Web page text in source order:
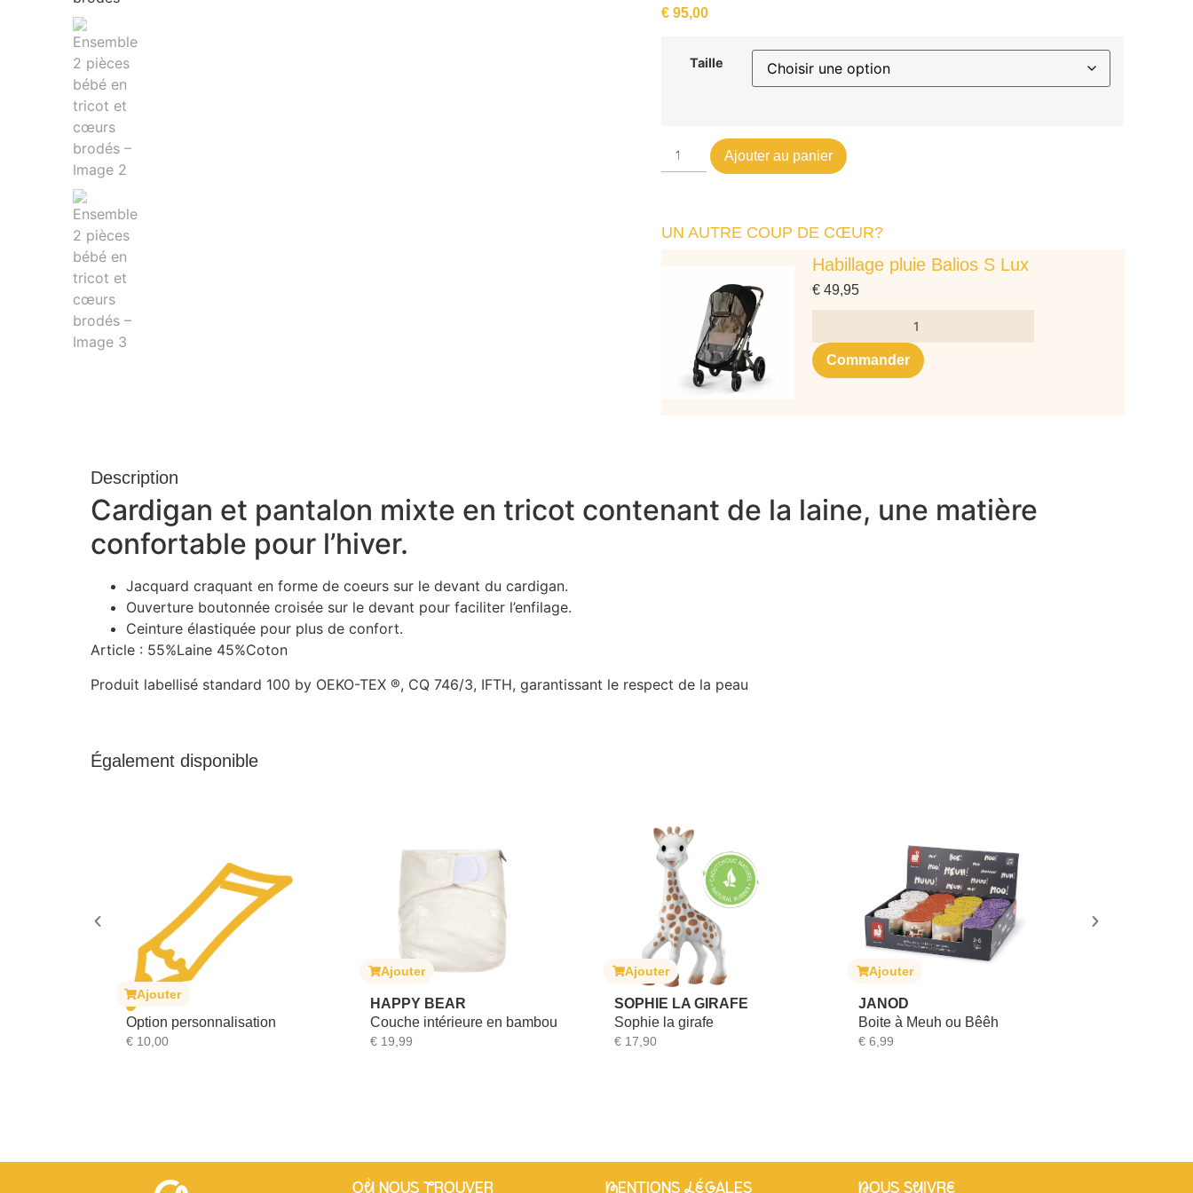
€95,00
Taille
Ajouter au panier
UN AUTRE COUP DE CŒUR?
Habillage pluie Balios S Lux
€49,95
Commander
Description
Cardigan et pantalon mixte en tricot contenant de la laine, une matière
confortable pour l’hiver.
Jacquard craquant en forme de coeurs sur le devant du cardigan.
Ouverture boutonnée croisée sur le devant pour faciliter l’enfilage.
Ceinture élastiquée pour plus de confort.
Article : 55%Laine 45%Coton
Produit labellisé standard 100 by OEKO-TEX ®, CQ 746/3, IFTH, garantissant le respect de la peau
Également disponible
Ajouter
Option personnalisation
€ 10,00
Ajouter
HAPPY BEAR
Couche intérieure en bambou
€ 19,99
Ajouter
SOPHIE LA GIRAFE
Sophie la girafe
€ 17,90
Ajouter
JANOD
Boite à Meuh ou Bêêh
€ 6,99
Où NOUS tROUVER mENTIONS légALES nOUS SuIVRe